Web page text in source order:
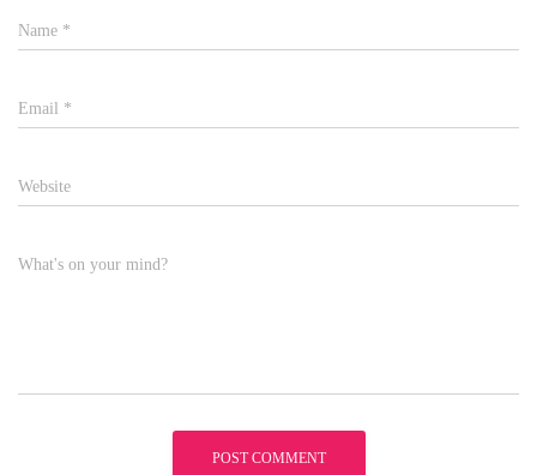
Name *
Email *
Website
What's on your mind?